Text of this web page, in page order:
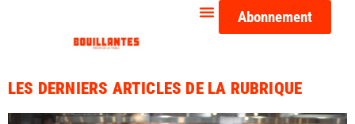
Abonnement
LES DERNIERS ARTICLES DE LA RUBRIQUE